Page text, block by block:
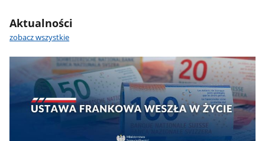
Aktualności
zobacz wszystkie